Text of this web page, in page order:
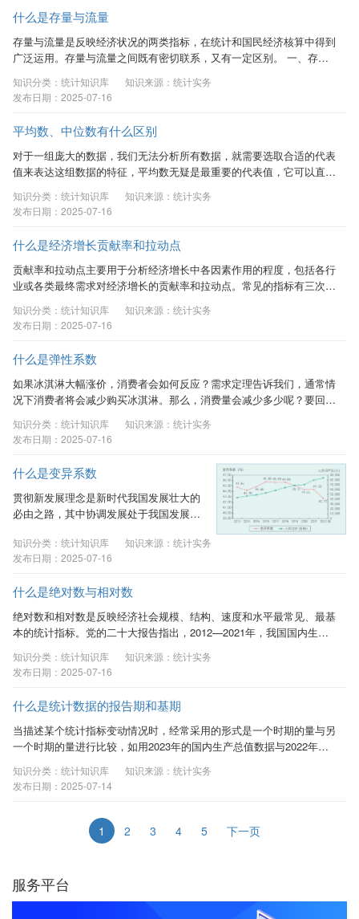
总体数量的百分比，主要用于反映总体的
构成。计算方式是：部分的数量除以总体
数量并乘以100％。例如，国内生产总值由
产业增加值为642727亿元，国内生产总值
为1204724亿元，第三产业增加值占国内
什么是存量与流量
存量与流量是反映经济状况的两类指标，在统计和国民经济核算中得到
广泛运用。存量与流量之间既有密切联系，又有一定区别。 一、存量
的经济价值或物量；流量是一段时期内累计发生的量，反映了一段时期
内经济价值或物量的产生、转换、交换、转移和消失，体现一个时期内
的关系可以概括为：期初存量与本期对应的流量之和形成期末存量。经
济运行过程中的许多流量都有与其直接对应的存量，...
知识分类：统计知识库
知识来源：统计实务
发布日期：2025-07-16
平均数、中位数有什么区别
对于一组庞大的数据，我们无法分析所有数据，就需要选取合适的代表
值来表达这组数据的特征，平均数无疑是最重要的代表值，它可以直
况，还可以用它进行不同组数据的比较，得出组与组之间的差别。统计
学上的平均数有数值平均数和位置平均数，前者包括算术平均数和几何
均数，“中位数”作为位置平均数应用较多。 一、平均数 （一）算术平均
数 算术平均数分为简单算术平均数、加权算术平均数。 1．...
知识分类：统计知识库
知识来源：统计实务
发布日期：2025-07-16
什么是经济增长贡献率和拉动点
贡献率和拉动点主要用于分析经济增长中各因素作用的程度，包括各行
业或各类最终需求对经济增长的贡献率和拉动点。常见的指标有三次产
点。 一、贡献率和拉动点的计算方法 贡献率可利用各行业不变价增加
值的增量或各最终需求项的不变价增量除以当期GDP的不变价增量计算
不变价绝对额，为上年同期某行业增加值或某项最终需求的不变价绝对
额，和分别为当期与上年同期GDP不变价绝对额。...
知识分类：统计知识库
知识来源：统计实务
发布日期：2025-07-16
什么是弹性系数
如果冰淇淋大幅涨价，消费者会如何反应？需求定理告诉我们，通常情
况下消费者将会减少购买冰淇淋。那么，消费量会减少多少呢？要回答
学名词，由英国近代经济学家、新古典学派创始人阿尔弗雷德•马歇尔
（Alfred Marshall）提出，是指一个变量相对于另一个变量发生的一定
比例改变的属性，也就是一个变量对另一个变量变化的反应程度。 弹
性系数则是对弹性大小进行衡量的指标，表示两个变量变动情况的依存
关系。 二、计算方法 假定有两个变量X和Y，...
知识分类：统计知识库
知识来源：统计实务
发布日期：2025-07-16
什么是变异系数
贯彻新发展理念是新时代我国发展壮大的
必由之路，其中协调发展处于我国发展全
平衡，积极推动各地区各领域全面发展。
利用变异系数可以衡量我国不同地区、不
变化趋势，为制定地区协调发展战略提供
统计依据。变异系数在分析观察值的差异
性和异质性方面具有重要作用。 一、什么
是变异系数 变异系数是测度数据变异程度
的相对统计量，用于比较平均数不同的两
个或多个样本数据的变异程度，是标准差
差系数。 二、...
知识分类：统计知识库
知识来源：统计实务
发布日期：2025-07-16
什么是绝对数与相对数
绝对数和相对数是反映经济社会规模、结构、速度和水平最常见、最基
本的统计指标。党的二十大报告指出，2012—2021年，我国国内生产
18.5％，提高7.2个百分点。报告通过对绝对数和相对数的综合运用，
直观地展示了我国经济实力的历史性跃升。 一、绝对数 （一）绝对数
的基本概念 绝对数又称绝对指标或总量指标，是反映社会经济现象
总体规模或水平的统计指标，其具体数值表现为绝对数。一方面，绝对
数可用于揭示总体数量绝对规模和水平，...
知识分类：统计知识库
知识来源：统计实务
发布日期：2025-07-16
什么是统计数据的报告期和基期
当描述某个统计指标变动情况时，经常采用的形式是一个时期的量与另
一个时期的量进行比较，如用2023年的国内生产总值数据与2022年数
计基数，即制定一个日期作为参考标准。基期是一个基础期、起始期的
概念，是一开始作为基准的时期。可以是本年、也可以是若干年前的任
当于一个对照组。比如想要知道2023年的发展情况，就需要一个对比基
准，这个对比基准就是基期。...
知识分类：统计知识库
知识来源：统计实务
发布日期：2025-07-14
1 2 3 4 5 下一页
服务平台